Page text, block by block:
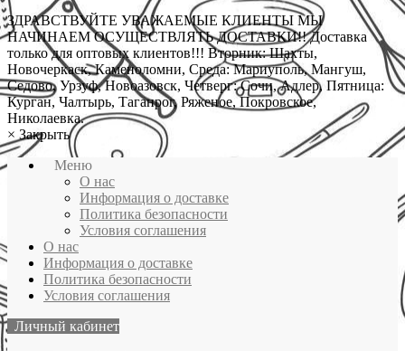
ЗДРАВСТВУЙТЕ УВАЖАЕМЫЕ КЛИЕНТЫ МЫ
НАЧИНАЕМ ОСУЩЕСТВЛЯТЬ ДОСТАВКИ!! Доставка
только для оптовых клиентов!!! Вторник: Шахты,
Новочеркаск, Каменоломни, Среда: Мариуполь, Мангуш,
Седово, Урзуф, Новоазовск, Четверг: Сочи, Адлер, Пятница:
Курган, Чалтырь, Таганрог, Ряженое, Покровское,
Николаевка.
× Закрыть
Меню
О нас
Информация о доставке
Политика безопасности
Условия соглашения
О нас
Информация о доставке
Политика безопасности
Условия соглашения
Личный кабинет